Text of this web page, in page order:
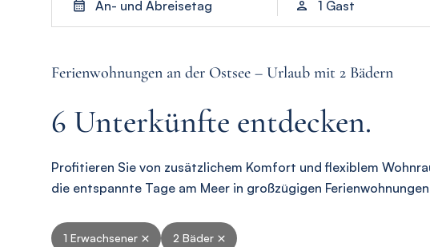
An- und Abreisetag 1 Gast
Ferienwohnungen an der Ostsee – Urlaub mit 2 Bädern
6 Unterkünfte entdecken.
Profitieren Sie von zusätzlichem Komfort und flexiblem
die entspannte Tage am Meer in großzügigen
1 Erwachsener 2 Bäder